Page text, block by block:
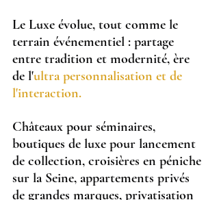
Le Luxe évolue, tout comme le
terrain événementiel : partage
entre tradition et modernité, ère
de l'ultra personnalisation et de
l'interaction.
Châteaux pour séminaires,
boutiques de luxe pour lancement
de collection, croisières en péniche
sur la Seine, appartements privés
de grandes marques, privatisation